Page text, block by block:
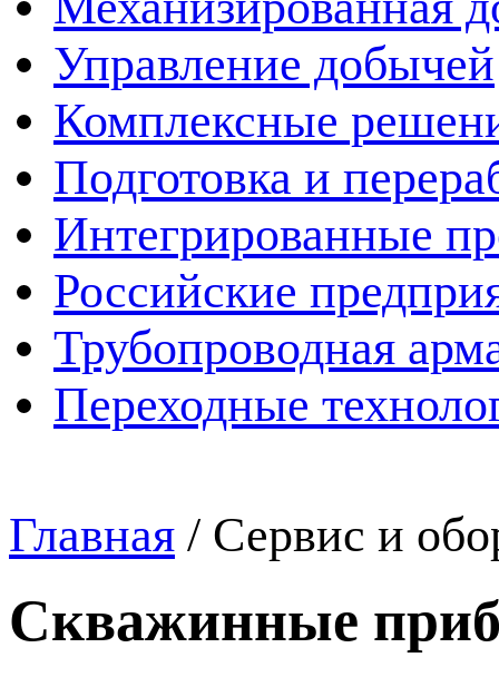
Управление добычей
Комплексные
Подготовка и
Интегрированные
Российские
Трубопроводная
Переходные
Главная / Сервис и
Скважинные